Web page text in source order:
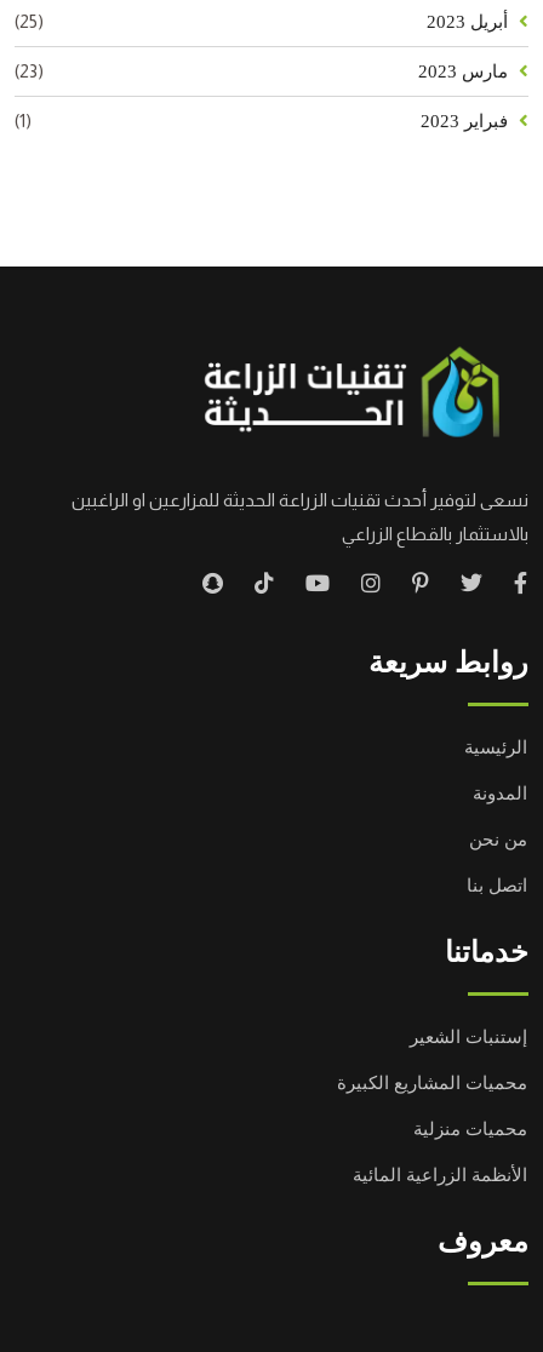
أبريل 2023 (25)
مارس 2023 (23)
فبراير 2023 (1)
نسعى لتوفير أحدث تقنيات الزراعة الحديثة للمزارعين او الراغبين
بالاستثمار بالقطاع الزراعي
روابط سريعة
الرئيسية
المدونة
من نحن
اتصل بنا
خدماتنا
إستنبات الشعير
محميات المشاريع الكبيرة
محميات منزلية
الأنظمة الزراعية المائية
معروف